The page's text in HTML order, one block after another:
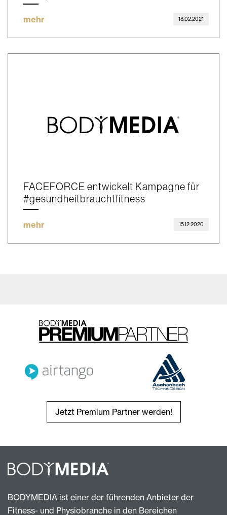
mehr 18.02.2021
FACEFORCE entwickelt Kampagne für
#gesundheitbrauchtfitness
mehr 15.12.2020
Jetzt Premium Partner werden!
BODYMEDIA ist einer der führenden Anbieter der
Fitness- und Physiobranche in den Bereichen